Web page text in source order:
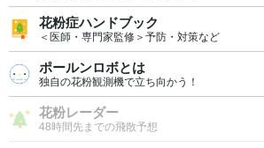
花粉症ハンドブック
＜医師・専門家監修＞予防・対策など
ポールンロボとは
独自の花粉観測機で立ち向かう！
花粉レーダー
48時間先までの飛散予想